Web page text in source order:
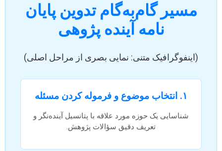
مسیر گام‌به‌گام تدوین پایان
نامه آینده پژوهی
(اینفوگرافیک متنی: نمایی بصری از مراحل اصلی)
۱. انتخاب موضوع و فرموله کردن مسئله
شناسایی یک حوزه مورد علاقه با پتانسیل آینده‌نگر و
تعریف دقیق سؤالات پژوهش.